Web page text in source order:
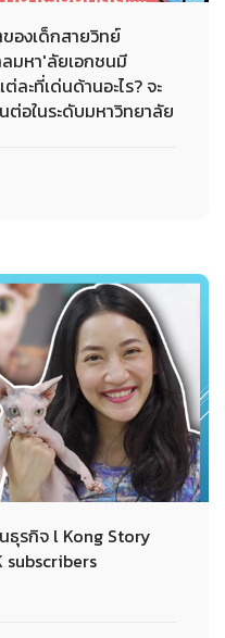
องเด็กสายวิทย์
มหา'ลัยเอกชนมี
ะที่เด่นด้านอะไร? จะ
ต่อในระดับมหาวิทยาลัย
ธุรกิจ l Kong Story
subscribers